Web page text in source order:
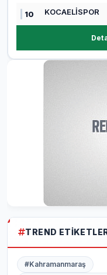
10 KOCAELİSPOR
TREND
#Kahramanmaraş